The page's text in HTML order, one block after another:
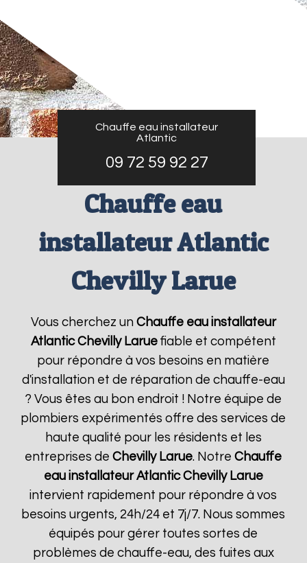
Chauffe eau installateur
Atlantic
09 72 59 92 27
Chauffe eau
installateur Atlantic
Chevilly Larue
Vous cherchez un Chauffe eau installateur
Atlantic Chevilly Laruefiable et compétent
pour répondre à vos besoins en matière
d'installation et de réparation de chauffe-eau
? Vous êtes au bon endroit ! Notre équipe de
plombiers expérimentés offre des services de
haute qualité pour les résidents et les
entreprises deChevilly Larue. NotreChauffe
eau installateur Atlantic Chevilly Larue
intervient rapidement pour répondre à vos
besoins urgents, 24h/24 et 7j/7. Nous sommes
équipés pour gérer toutes sortes de
problèmes de chauffe-eau, des fuites aux